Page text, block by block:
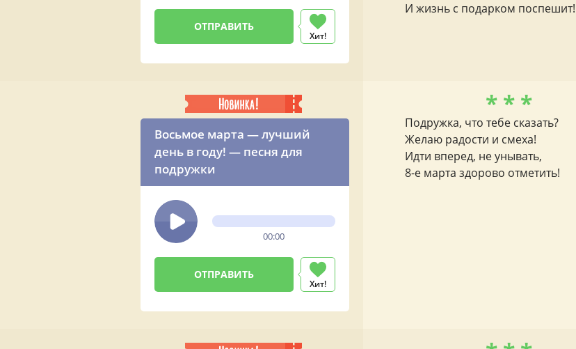
Хит!
И жизнь с подарком поспешит!
Восьмое марта — лучший
день в году! — песня для
подружки
00:00
Хит!
* * *
Подружка, что тебе сказать?
Желаю радости и смеха!
Идти вперед, не унывать,
8-е марта здорово отметить!